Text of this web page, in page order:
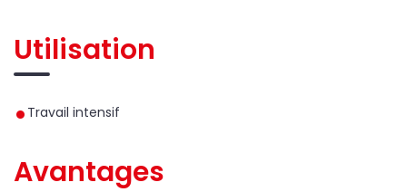
Utilisation
Travail intensif
Avantages